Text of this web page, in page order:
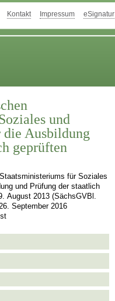
Kontakt Impressum eSignatur
und
die Ausbildung
geprüften
für Soziales
und Prüfung der staatlich
August 2013 (SächsGVBl.
September 2016